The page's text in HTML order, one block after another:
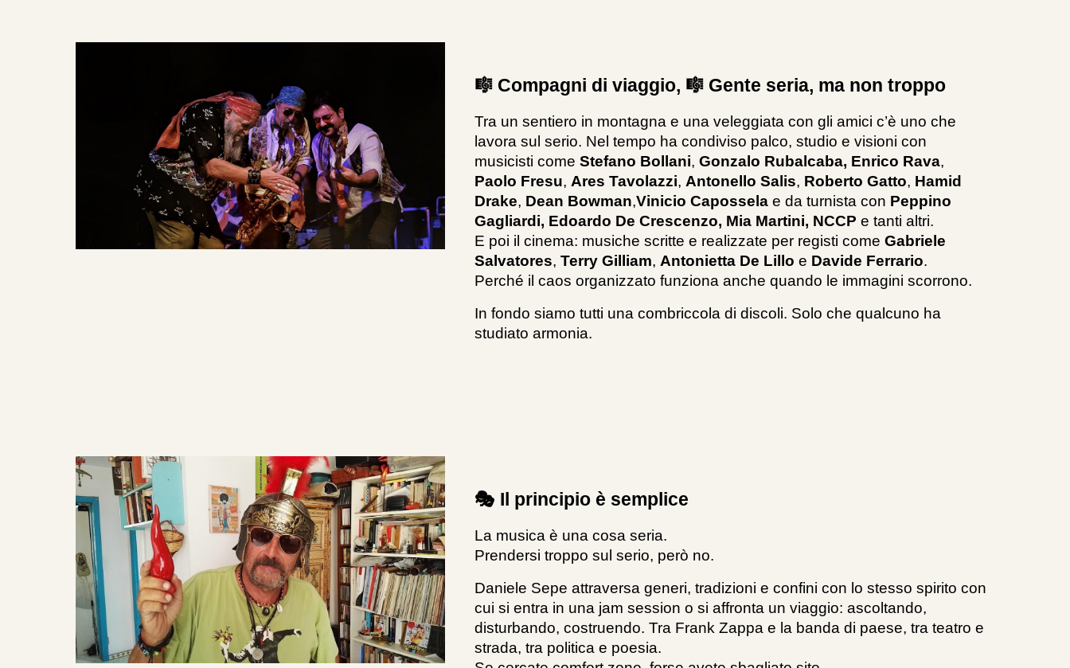
🎼 Compagni di viaggio, 🎼 Gente seria, ma non troppo
Tra un sentiero in montagna e una veleggiata con gli amici c’è uno che
lavora sul serio. Nel tempo ha condiviso palco, studio e visioni con
musicisti comeStefano Bollani,Gonzalo Rubalcaba, Enrico Rava,
Paolo Fresu, Ares Tavolazzi, Antonello Salis, Roberto Gatto, Hamid
Drake, Dean Bowman,Vinicio Capossela e da turnista con Peppino
Gagliardi, Edoardo De Crescenzo, Mia Martini, NCCP e tanti altri.
E poi il cinema: musiche scritte e realizzate per registi comeGabriele
Salvatores,Terry Gilliam, Antonietta De Lillo e Davide Ferrario.
Perché il caos organizzato funziona anche quando le immagini scorrono.
In fondo siamo tutti una combriccola di discoli. Solo che qualcuno ha
studiato armonia.
🎭 Il principio è semplice
La musica è una cosa seria.
Prendersi troppo sul serio, però no.
Daniele Sepe attraversa generi, tradizioni e confini con lo stesso spirito con
cui si entra in una jam session o si affronta un viaggio: ascoltando,
disturbando, costruendo. Tra Frank Zappa e la banda di paese, tra teatro e
strada, tra politica e poesia.